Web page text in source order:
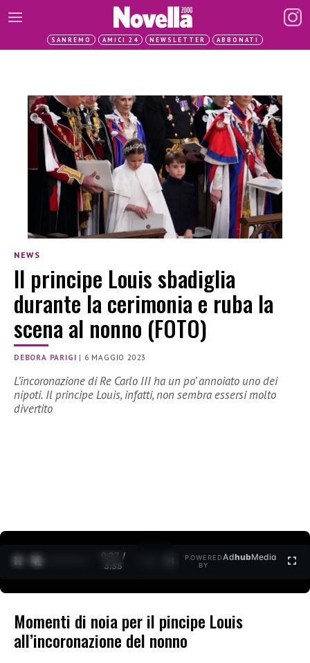
SANREMO AMICI 24 NEWSLETTER ABBONATI
NEWS
Il principe Louis sbadiglia
durante la cerimonia e ruba la
scena al nonno (FOTO)
DEBORA PARIGI | 6 MAGGIO 2023
L’incoronazione di Re Carlo III ha un po’ annoiato uno dei
nipoti. Il principe Louis, infatti, non sembra essersi molto
divertito
0:28 /
3:35
POWERED
BY
AdhubMedia
Momenti di noia per il pincipe Louis
all’incoronazione del nonno